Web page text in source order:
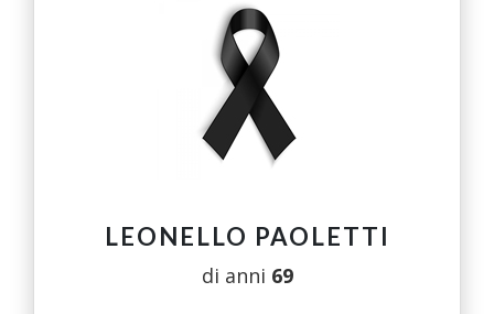
LEONELLO PAOLETTI
di anni 69